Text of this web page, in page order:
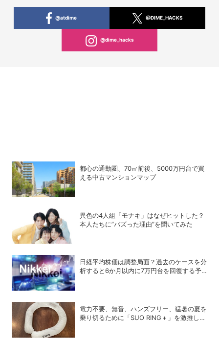
@atdime @DIME_HACKS
@dime_hacks
都心の通勤圏、70㎡前後、5000万円台で買
える中古マンションマップ
異色の4人組「モナキ」はなぜヒットした？
本人たちに”バズった理由”を聞いてみた
日経平均株価は調整局面？過去のケースを分
析すると6か月以内に7万円台を回復する予
電力不要、無音、ハンズフリー、猛暑の夏を
乗り切るために「SUO RING＋」を激推しし